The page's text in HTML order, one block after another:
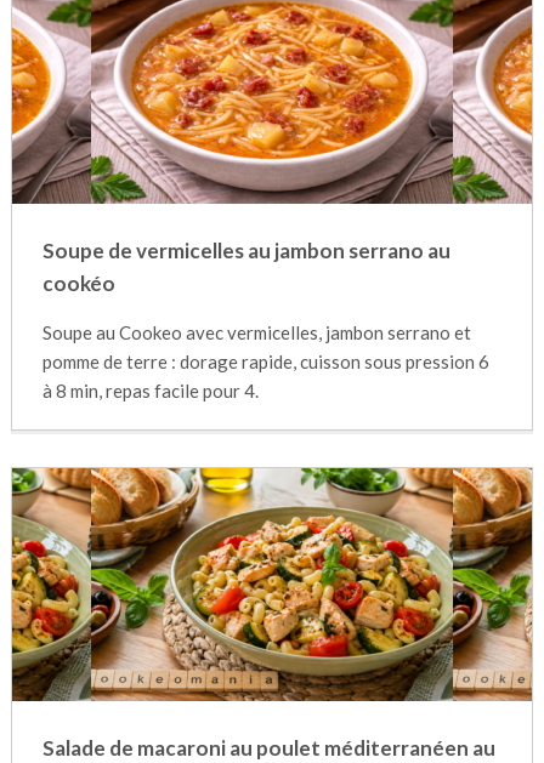
Soupe de vermicelles au jambon serrano au
cookéo
Soupe au Cookeo avec vermicelles, jambon serrano et
pomme de terre : dorage rapide, cuisson sous pression 6
à 8 min, repas facile pour 4.
Salade de macaroni au poulet méditerranéen au